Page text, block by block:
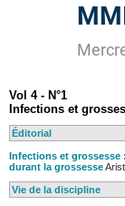
Vol 4 - N°1
Infections et
Éditorial
Infections et grossesse
durant la grossesse
Vie de la discipline